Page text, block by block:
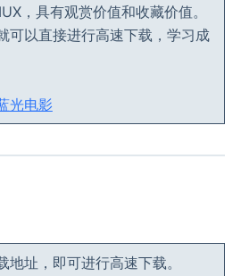
，具有观赏价值和收藏价值。
可以直接进行高速下载，学习成
光电影
地址，即可进行高速下载。